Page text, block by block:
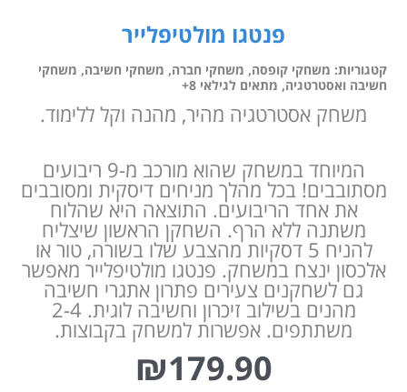
פנטגו מולטיפלייר
קטגוריות: משחקי קופסה, משחקי חברה, משחקי חשיבה, משחקי
חשיבה ואסטרטגיה, מתאים לגילאי 8+
משחק אסטרטגיה מהיר, מהנה וקל ללימוד.
המיוחד במשחק שהוא מורכב מ-9 ריבועים
מסתובבים! בכל מהלך מניחים דיסקית ומסובבים
את אחד הריבועים. התוצאה היא שהלוח
משתנה ללא הרף. השחקן הראשון שיצליח
להניח 5 דסקיות מהצבע שלו בשורה, טור או
אלכסון ינצח במשחק. פנטגו מולטיפלייר מאפשר
גם לשחקנים צעירים פתרון אתגרי חשיבה
מהנים בשילוב זיכרון וחשיבה לוגית. 2-4
משתתפים. אפשרות למשחק בקבוצות.
₪179.90